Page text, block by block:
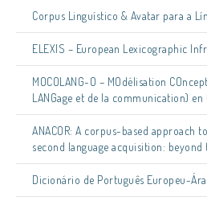
Corpus Linguístico & Avatar para a
ELEXIS – European Lexicographic
MOCOLANG-O – MOdélisation
LANGage et de la communication)
ANACOR: A corpus-based approach
second language acquisition:
Dicionário de Português Europeu-